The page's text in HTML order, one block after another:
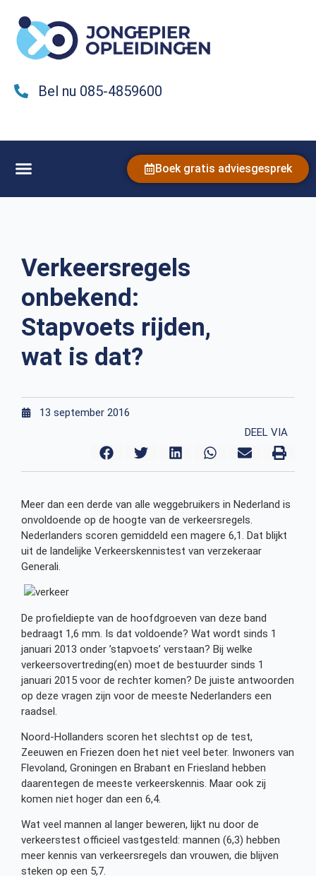
Bel nu 085-4859600
Boek gratis adviesgesprek
Verkeersregels
onbekend:
Stapvoets rijden,
wat is dat?
13 september 2016
DEEL VIA
Meer dan een derde van alle weggebruikers in Nederland is
onvoldoende op de hoogte van de verkeersregels.
Nederlanders scoren gemiddeld een magere 6,1. Dat blijkt
uit de landelijke Verkeerskennistest van verzekeraar
Generali.
De profieldiepte van de hoofdgroeven van deze band
bedraagt 1,6 mm. Is dat voldoende? Wat wordt sinds 1
januari 2013 onder ’stapvoets’ verstaan? Bij welke
verkeersovertreding(en) moet de bestuurder sinds 1
januari 2015 voor de rechter komen? De juiste antwoorden
op deze vragen zijn voor de meeste Nederlanders een
raadsel.
Noord-Hollanders scoren het slechtst op de test,
Zeeuwen en Friezen doen het niet veel beter. Inwoners van
Flevoland, Groningen en Brabant en Friesland hebben
daarentegen de meeste verkeerskennis. Maar ook zij
komen niet hoger dan een 6,4.
Wat veel mannen al langer beweren, lijkt nu door de
verkeerstest officieel vastgesteld: mannen (6,3) hebben
meer kennis van verkeersregels dan vrouwen, die blijven
steken op een 5,7.